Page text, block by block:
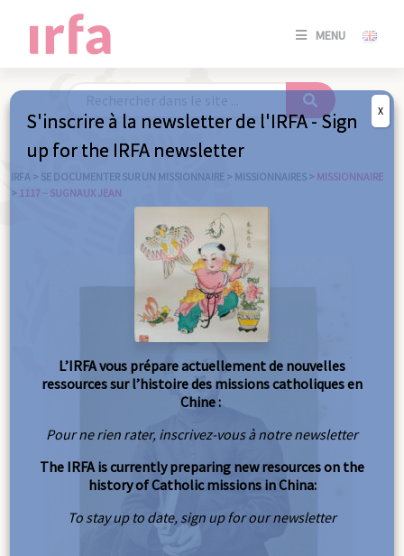
MENU
SE
/
IRFA > SE DOCUMENTER SUR UN MISSIONNAIRE > MISSIONNAIRES > MISSIONNAIRE
> 1117 – SUGNAUX JEAN
S'inscrire à la newsletter de l'IRFA - Sign
up for the IRFA newsletter
L’IRFA vous prépare actuellement de nouvelles
ressources sur l’histoire des missions catholiques en
Chine :
Pour ne rien rater, inscrivez-vous à notre newsletter
The IRFA is currently preparing new resources on the
history of Catholic missions in China:
To stay up to date, sign up for our newsletter
X